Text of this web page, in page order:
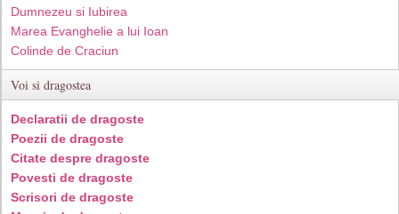
Dumnezeu si Iubirea
Marea Evanghelie a lui Ioan
Colinde de Craciun
Voi si dragostea
Declaratii de dragoste
Poezii de dragoste
Citate despre dragoste
Povesti de dragoste
Scrisori de dragoste